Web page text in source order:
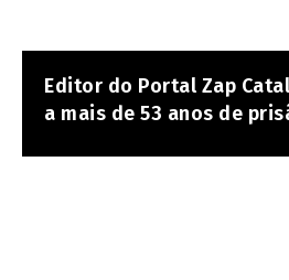
Editor do Portal Zap
a mais de 53 anos de